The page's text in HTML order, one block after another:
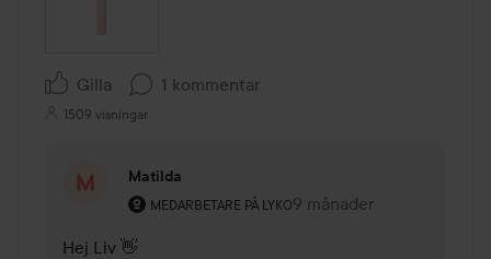
Gilla 1 kommentar
1509 visningar
Matilda
MEDARBETARE PÅ LYKO
Användarens roll: Medarbetare på Lyko.
9 månader
Kommentaren lades 9
Hej Liv 👋